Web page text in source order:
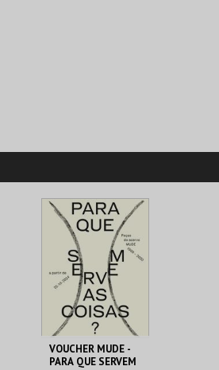
VOUCHER MUDE -
PARA QUE SERVEM